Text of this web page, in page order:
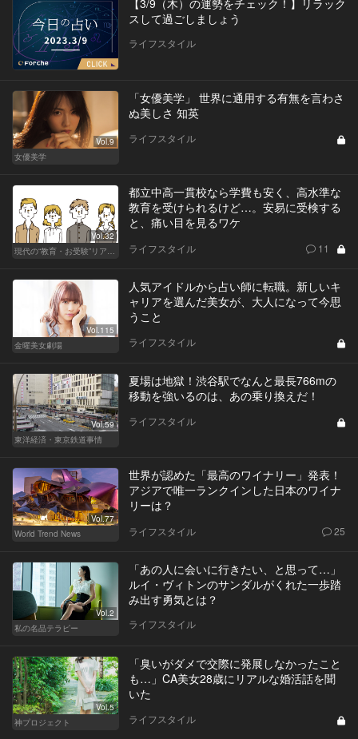
スして過ごしましょう
ライフスタイル
Vol.9
女優美学
「女優美学」 世界に通用する有無を言わさ
ぬ美しさ 知英
ライフスタイル
Vol.32
都立中高一貫校なら学費も安く、高水準な
教育を受けられるけど…。安易に受検する
と、痛い目を見るワケ
ライフスタイル 11
Vol.115
金曜美女劇場
人気アイドルから占い師に転職。新しいキ
ャリアを選んだ美女が、大人になって今思
うこと
ライフスタイル
Vol.59
東洋経済・東京鉄道事情
夏場は地獄！渋谷駅でなんと最長766mの
移動を強いるのは、あの乗り換えだ！
ライフスタイル
Vol.77
World Trend News
世界が認めた「最高のワイナリー」発表！
アジアで唯一ランクインした日本のワイナ
リーは？
ライフスタイル 25
Vol.2
私の名品テラピー
「あの人に会いに行きたい、と思って…」
ルイ・ヴィトンのサンダルがくれた一歩踏
み出す勇気とは？
ライフスタイル
Vol.5
神プロジェクト
「臭いがダメで交際に発展しなかったこと
も…」CA美女28歳にリアルな婚活話を聞
いた
ライフスタイル